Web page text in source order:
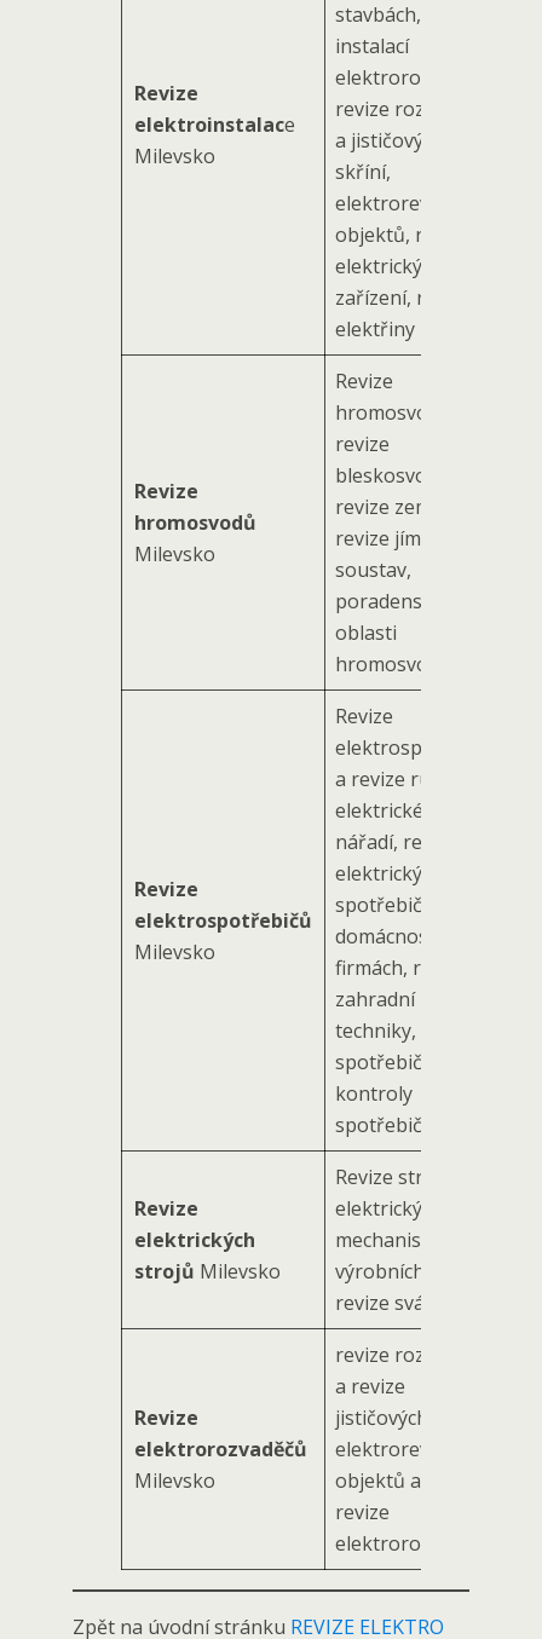
Revize
elektroinstalace
Milevsko
stavbách, revize
instalací
elektrorozvodů,
revize rozvaděčů
a jističových
skříní,
elektrorevize
objektů, revize
elektrických
zařízení, revize
elektřiny
Revize
hromosvodů
Milevsko
Revize
hromosvodů,
revize
bleskosvodů,
revize zemničů,
revize jímacích
soustav,
poradenství v
oblasti
hromosvodů
Revize
elektrospotřebičů
Milevsko
Revize
elektrospotřebičů
a revize ručního
elektrického
nářadí, revize
elektrických
spotřebičů v
domácnostech i
firmách, revize
zahradní
techniky, revize
spotřebičů a
kontroly
spotřebičů
Revize
elektrických
strojů Milevsko
Revize strojů a
elektrických
mechanismů,
výrobních linek,
revize svářeček
Revize
elektrorozvaděčů
Milevsko
revize rozvaděčů
a revize
jističových skříní,
elektrorevize
objektů a staveb,
revize
elektrorozvodů
Zpět na úvodní stránku REVIZE ELEKTRO